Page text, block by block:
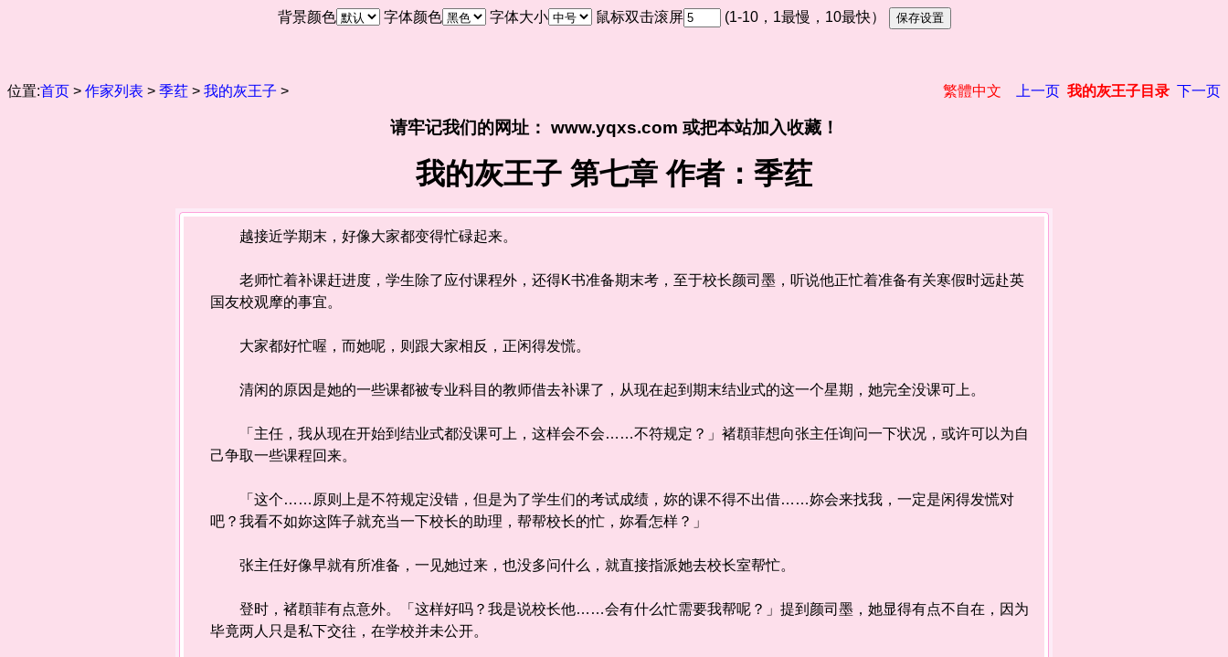
背景颜色 字体颜色 字体大小 鼠标双击滚屏 (1-10，1最慢，10最快）
位置:首页 > 作家列表 > 季荭 > 我的灰王子 > 繁體中文 上一页 我的灰王子目录 下一页
请牢记我们的网址： www.yqxs.com 或把本站加入收藏！
我的灰王子 第七章 作者：季荭
越接近学期末，好像大家都变得忙碌起来。
老师忙着补课赶进度，学生除了应付课程外，还得K书准备期末考，至于校长颜司墨，听说他正忙着准备有关寒假时远赴英
国友校观摩的事宜。
大家都好忙喔，而她呢，则跟大家相反，正闲得发慌。
清闲的原因是她的一些课都被专业科目的教师借去补课了，从现在起到期末结业式的这一个星期，她完全没课可上。
「主任，我从现在开始到结业式都没课可上，这样会不会……不符规定？」褚頵菲想向张主任询问一下状况，或许可以为自
己争取一些课程回来。
「这个……原则上是不符规定没错，但是为了学生们的考试成绩，妳的课不得不出借……妳会来找我，一定是闲得发慌对
吧？我看不如妳这阵子就充当一下校长的助理，帮帮校长的忙，妳看怎样？」
张主任好像早就有所准备，一见她过来，也没多问什么，就直接指派她去校长室帮忙。
登时，褚頵菲有点意外。「这样好吗？我是说校长他……会有什么忙需要我帮呢？」提到颜司墨，她显得有点不自在，因为
毕竟两人只是私下交往，在学校并未公开。